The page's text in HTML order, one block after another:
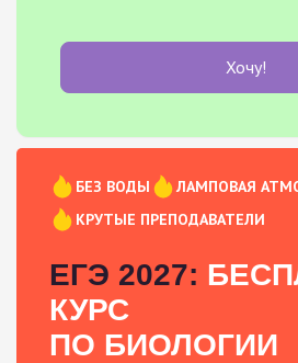
Хочу!
БЕЗ ВОДЫ
ЛАМПОВАЯ
КРУТЫЕ ПРЕПОДАВАТЕЛИ
ЕГЭ 2027:
КУРС
ПО БИОЛОГИИ